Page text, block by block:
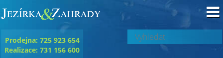
Prodejna: 725 923 654
Realizace: 731 156 600